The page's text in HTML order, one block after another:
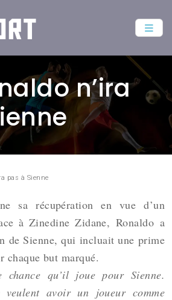
n’ira
pas à Sienne
sa récupération en vue d’un
à Zinedine Zidane, Ronaldo a
de Sienne, qui incluait une prime
chaque but marqué.
qu’il joue pour Sienne.
veulent avoir un joueur comme